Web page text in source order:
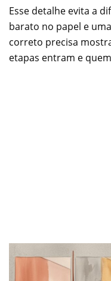
Esse detalhe evita a
barato no papel e
correto precisa
etapas entram e